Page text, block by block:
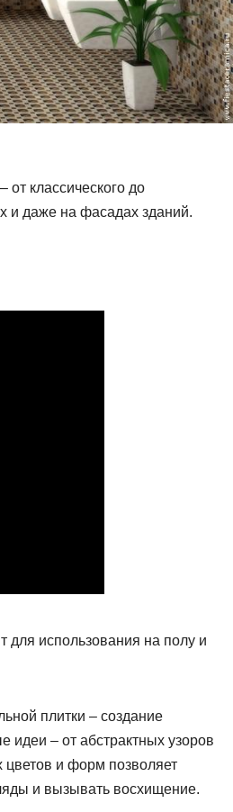
от классического до
и даже на фасадах зданий.
для использования на полу и
плитки – создание
– от абстрактных узоров
и форм позволяет
и вызывать восхищение.​